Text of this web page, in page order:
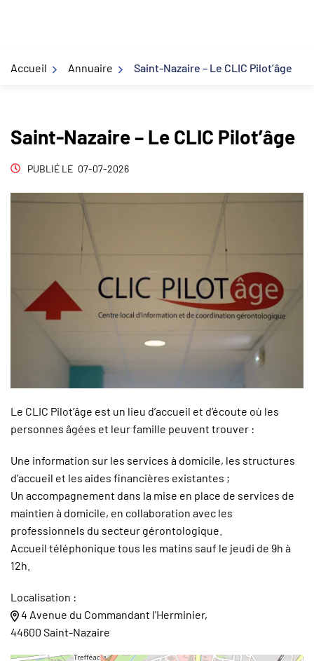
Accueil
Annuaire Saint-Nazaire – Le CLIC Pilot’âge
Saint-Nazaire – Le CLIC Pilot’âge
PUBLIÉ LE 07-07-2026
Le CLIC Pilot’âge est un lieu d’accueil et d’écoute où les
personnes âgées et leur famille peuvent trouver :
Une information sur les services à domicile, les structures
d’accueil et les aides financières existantes ;
Un accompagnement dans la mise en place de services de
maintien à domicile, en collaboration avec les
professionnels du secteur gérontologique.
Accueil téléphonique tous les matins sauf le jeudi de 9h à
12h.
Localisation :
4 Avenue du Commandant l'Herminier,
44600 Saint-Nazaire